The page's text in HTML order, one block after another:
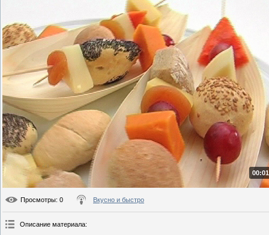
Просмотры: 0 Вкусно и быстро
Описание материала: